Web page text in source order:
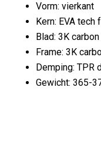
Vorm: vierkant
Kern: EVA
Blad: 3K
Frame: 3K
Demping: TPR
Gewicht: 365-